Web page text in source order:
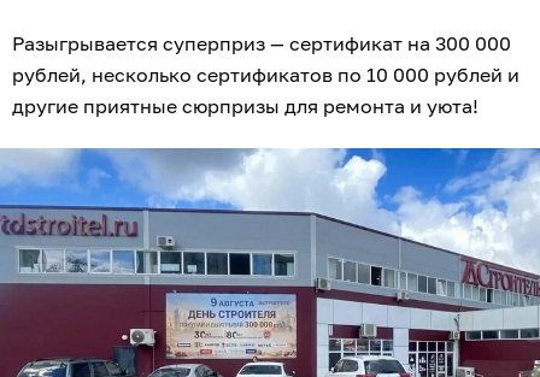
Разыгрывается суперприз — сертификат на 300 000
рублей, несколько сертификатов по 10 000 рублей и
другие приятные сюрпризы для ремонта и уюта!